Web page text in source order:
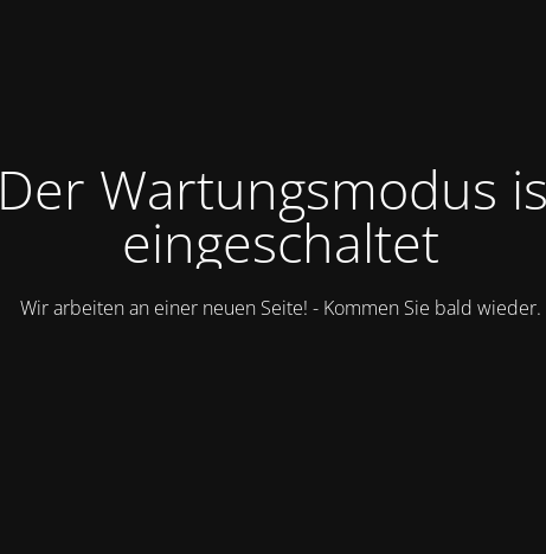
Der Wartungsmodus
eingeschaltet
Wir arbeiten an einer neuen Seite! - Kommen Sie bald wieder.